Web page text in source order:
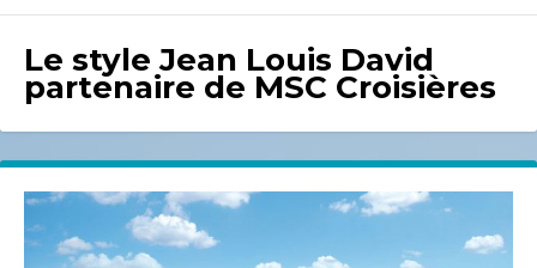
Le style Jean Louis David
partenaire de MSC Croisières